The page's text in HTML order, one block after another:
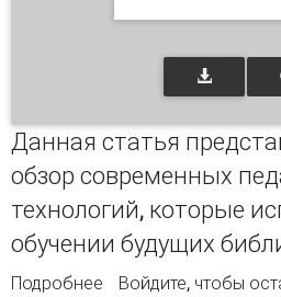
Данная статья
обзор современных
технологий, которые
обучении будущих
Подробнее о Педагогические
Войдите, чтобы